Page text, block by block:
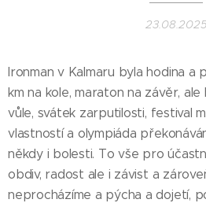
Ironman v Kalmaru byla hodina a
km na kole, maraton na závěr,
vůle, svátek zarputilosti, festival
vlastností a olympiáda
někdy i bolesti. To vše pro
obdiv, radost ale i závist a
neprocházíme a pýcha a dojetí,